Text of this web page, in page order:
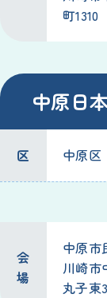
町1310
中原日
区 中原区
会
場
中原市
川崎市
丸子東